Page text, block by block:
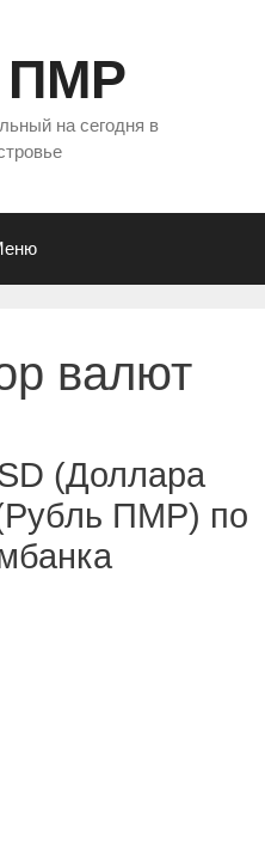
ПМР
на сегодня в
валют
(Доллара
ПМР) по